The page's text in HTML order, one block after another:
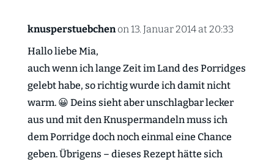
knusperstuebchen on 13. Januar 2014 at 20:33
Hallo liebe Mia,
auch wenn ich lange Zeit im Land des Porridges
gelebt habe, so richtig wurde ich damit nicht
warm. 😀 Deins sieht aber unschlagbar lecker
aus und mit den Knuspermandeln muss ich
dem Porridge doch noch einmal eine Chance
geben. Übrigens – dieses Rezept hätte sich